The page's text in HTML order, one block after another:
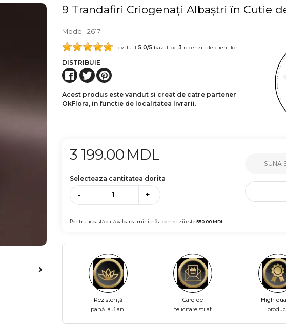
9 Trandafiri Criogenați Albaștri în Cutie
Model 2617
evaluat5.0/5 bazat pe 3 recenzii ale clientilor
DISTRIBUIE
Acest produs este vandut si creat de catre partener
OkFlora, in functie de localitatea livrarii.
3 199.00 MDL
Selecteaza cantitatea dorita
- +
Pentru această dată valoarea minimă a comenzii este550.00MDL
SUNA
Rezistență
până la 3 ani
Card de
felicitare stilat
High